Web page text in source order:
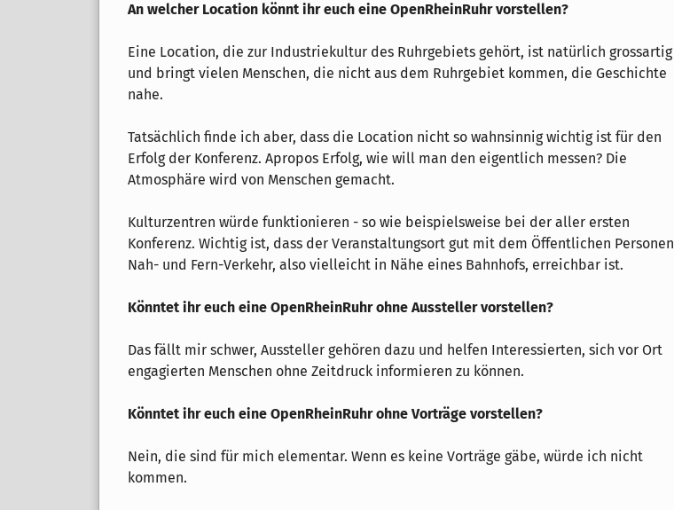
An welcher Location könnt ihr euch eine OpenRheinRuhr vorstellen?
Eine Location, die zur Industriekultur des Ruhrgebiets gehört, ist natürlich grossartig
und bringt vielen Menschen, die nicht aus dem Ruhrgebiet kommen, die Geschichte
nahe.
Tatsächlich finde ich aber, dass die Location nicht so wahnsinnig wichtig ist für den
Erfolg der Konferenz. Apropos Erfolg, wie will man den eigentlich messen? Die
Atmosphäre wird von Menschen gemacht.
Kulturzentren würde funktionieren - so wie beispielsweise bei der aller ersten
Konferenz. Wichtig ist, dass der Veranstaltungsort gut mit dem Öffentlichen Personen
Nah- und Fern-Verkehr, also vielleicht in Nähe eines Bahnhofs, erreichbar ist.
Könntet ihr euch eine OpenRheinRuhr ohne Aussteller vorstellen?
Das fällt mir schwer, Aussteller gehören dazu und helfen Interessierten, sich vor Ort
engagierten Menschen ohne Zeitdruck informieren zu können.
Könntet ihr euch eine OpenRheinRuhr ohne Vorträge vorstellen?
Nein, die sind für mich elementar. Wenn es keine Vorträge gäbe, würde ich nicht
kommen.